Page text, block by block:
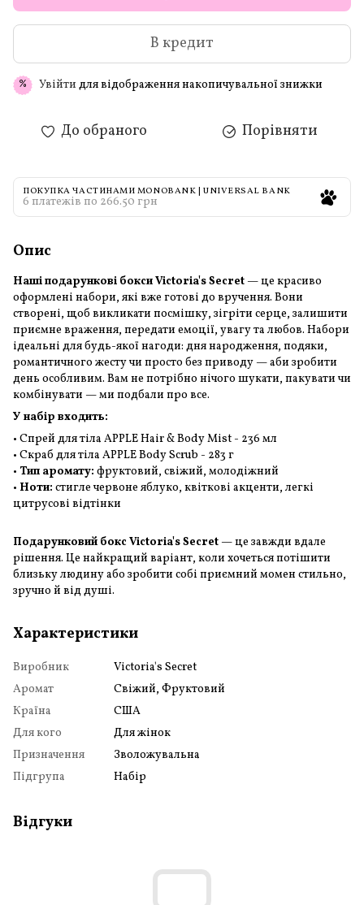
В кредит
% Увійти для відображення накопичувальної знижки
До обраного Порівняти
ПОКУПКА ЧАСТИНАМИ MONOBANK | UNIVERSAL BANK
6 платежів по 266.50 грн
Опис
Наші подарункові бокси Victoria's Secret — це красиво
оформлені набори, які вже готові до вручення. Вони
створені, щоб викликати посмішку, зігріти серце, залишити
приємне враження, передати емоції, увагу та любов. Набори
ідеальні для будь-якої нагоди: дня народження, подяки,
романтичного жесту чи просто без приводу — аби зробити
день особливим. Вам не потрібно нічого шукати, пакувати чи
комбінувати — ми подбали про все.
У набір входить:
• Спрей для тіла APPLE Hair & Body Mist - 236 мл
• Скраб для тіла APPLE Body Scrub - 283 г
• Тип аромату: фруктовий, свіжий, молодіжний
• Ноти: стигле червоне яблуко, квіткові акценти, легкі
цитрусові відтінки
Подарунковий бокс Victoria's Secret — це завжди вдале
рішення. Це найкращий варіант, коли хочеться потішити
близьку людину або зробити собі приємний момен стильно,
зручно й від душі.
Характеристики
Виробник
Victoria's Secret
Аромат
Свіжий, Фруктовий
Країна
США
Для кого
Для жінок
Призначення
Зволожувальна
Підгрупа
Набір
Відгуки